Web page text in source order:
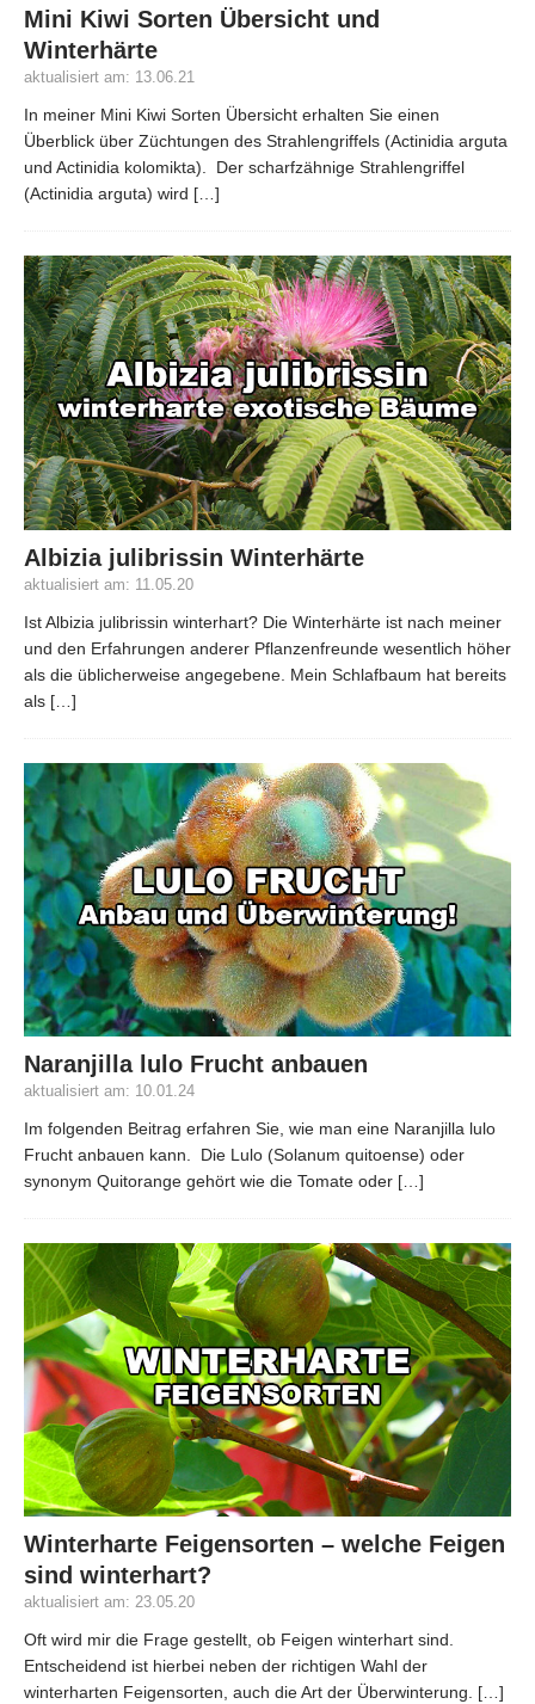
Mini Kiwi Sorten Übersicht und
Winterhärte
aktualisiert am: 13.06.21
In meiner Mini Kiwi Sorten Übersicht erhalten Sie einen
Überblick über Züchtungen des Strahlengriffels (Actinidia arguta
und Actinidia kolomikta). Der scharfzähnige Strahlengriffel
(Actinidia arguta) wird […]
Albizia julibrissin Winterhärte
aktualisiert am: 11.05.20
Ist Albizia julibrissin winterhart? Die Winterhärte ist nach meiner
und den Erfahrungen anderer Pflanzenfreunde wesentlich höher
als die üblicherweise angegebene. Mein Schlafbaum hat bereits
als […]
Naranjilla lulo Frucht anbauen
aktualisiert am: 10.01.24
Im folgenden Beitrag erfahren Sie, wie man eine Naranjilla lulo
Frucht anbauen kann. Die Lulo (Solanum quitoense) oder
synonym Quitorange gehört wie die Tomate oder […]
Winterharte Feigensorten – welche Feigen
sind winterhart?
aktualisiert am: 23.05.20
Oft wird mir die Frage gestellt, ob Feigen winterhart sind.
Entscheidend ist hierbei neben der richtigen Wahl der
winterharten Feigensorten, auch die Art der Überwinterung. […]